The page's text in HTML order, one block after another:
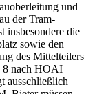
und
der Tram-
insbesondere die
sowie den
des Mittelteilers
8 nach HOAI
ausschließlich